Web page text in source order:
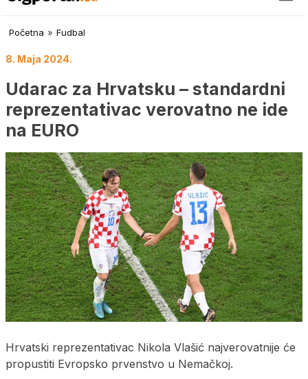
Početna » Fudbal
8. Maja 2024.
Udarac za Hrvatsku – standardni
reprezentativac verovatno ne ide
na EURO
Hrvatski reprezentativac Nikola Vlašić najverovatnije će
propustiti Evropsko prvenstvo u Nemačkoj.